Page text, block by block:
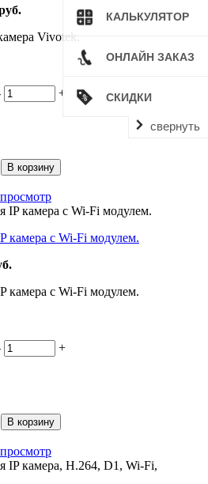
КАЛЬКУЛЯТОР
ОНЛАЙН ЗАКАЗ
СКИДКИ
свернуть
Vivotek.
+
В корзину
камера с Wi-Fi модулем.
камера с Wi-Fi модулем.
+
В корзину